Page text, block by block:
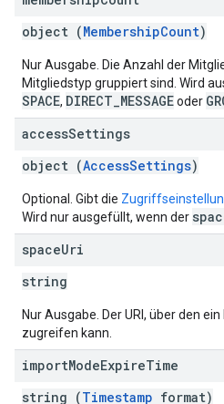
object (MembershipCount)
Nur Ausgabe. Die Anzahl der
Mitgliedstyp gruppiert sind. Wird
SPACE, DIRECT_MESSAGEoder
accessSettings
object (AccessSettings)
Optional. Gibt die
Wird nur ausgefüllt, wenn der
spaceUri
string
Nur Ausgabe. Der URI, über den
zugreifen kann.
importModeExpireTime
string (Timestamp format)